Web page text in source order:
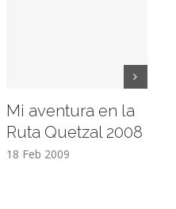
Mi aventura en la
Ruta Quetzal 2008
18 Feb 2009